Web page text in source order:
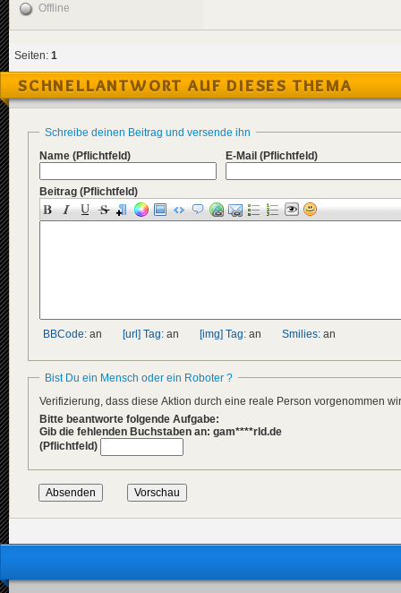
Offline
Seiten: 1
SCHNELLANTWORT AUF DIESES THEMA
Schreibe deinen Beitrag und versende ihn
Name (Pflichtfeld) E-Mail (Pflichtfeld)
Beitrag (Pflichtfeld)
BBCode: an [url] Tag: an [img] Tag: an Smilies: an
Bist Du ein Mensch oder ein Roboter ?
Verifizierung, dass diese Aktion durch eine reale Person vorgenommen
Bitte beantworte folgende Aufgabe:
Gib die fehlenden Buchstaben an: gam****rld.de
(Pflichtfeld)